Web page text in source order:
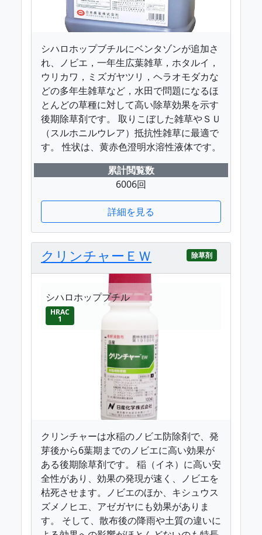
シハロホップブチルにベンタゾンが追加さ
れ、ノビエ，一年生広葉雑草，ホタルイ，
ウリカワ，ミズガヤツリ，ヘラオモダカな
どの多年生雑草など，水田で問題になるほ
とんどの草種に対して高い除草効果を示す
後期除草剤です。 取りこぼした雑草やＳＵ
（スルホニルウレア）抵抗性雑草に最適で
す。 性状は、黄赤色澄明水溶性液体です。
累計閲覧数
6006回
詳細を見る
クリンチャーＥＷ 除草剤
シハロホップブチル
HRAC
1
クリンチャーは水稲のノビエ防除剤で、発
芽後から6葉期までのノビエに高い効果が
ある後期除草剤です。 稲（イネ）に高い安
全性があり、効果の発現が速く、ノビエを
枯死させます。ノビエのほか、キシュウス
ズメノヒエ、アゼガヤにも効果がありま
す。 そして、散布後の降雨や土質の違いに